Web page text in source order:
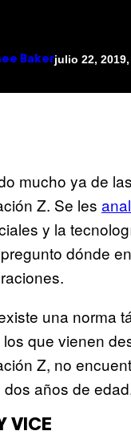
Bakerjulio 22,
mucho ya de
Z. Se les
y la
dónde
una norma
que vienen
Z, no
años de
VICE